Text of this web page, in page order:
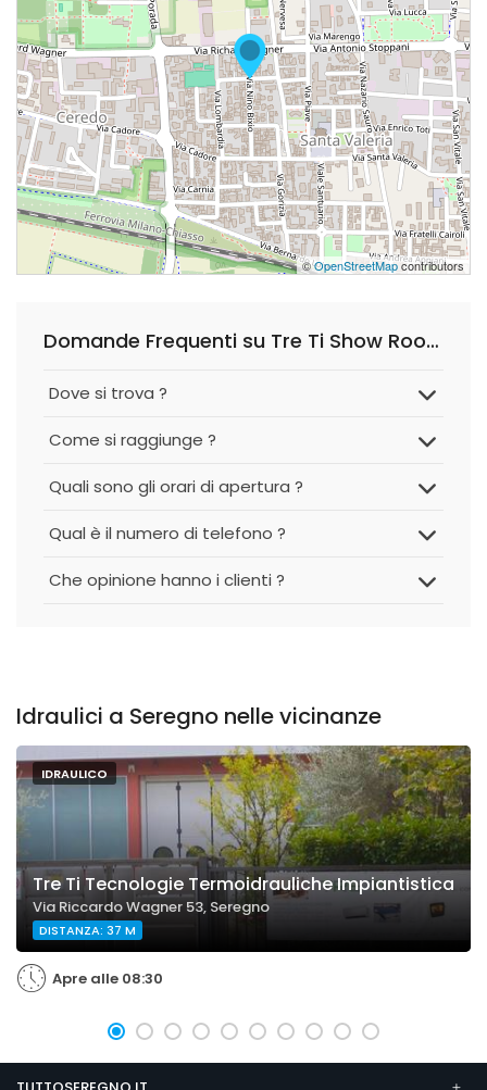
©OpenStreetMapcontributors
Domande Frequenti su Tre Ti Show Room Climatizzatori Caldaie e Tecnologie
Dove si trova ?
Come si raggiunge ?
Quali sono gli orari di apertura ?
Qual è il numero di telefono ?
Che opinione hanno i clienti ?
Idraulici a Seregno nelle vicinanze
IDRAULICO
Tre Ti Tecnologie Termoidrauliche Impiantistica
Via Riccardo Wagner 53, Seregno
DISTANZA: 37 M
Apre alle 08:30